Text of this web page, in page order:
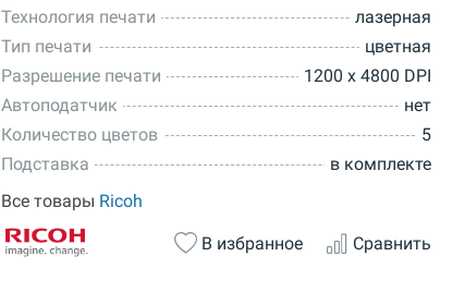
Технология печати
лазерная
Тип печати
цветная
Разрешение печати
1200 x 4800 DPI
Автоподатчик
нет
Количество цветов
5
Подставка
в комплекте
Все товары Ricoh
В избранное Сравнить